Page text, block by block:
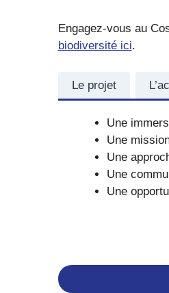
Engagez-vous au
biodiversité ici.
Le projet
Une
Une
Une
Une
Une